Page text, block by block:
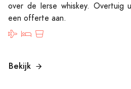
over de Ierse whiskey. Overtuig
een offerte aan.
Bekijk